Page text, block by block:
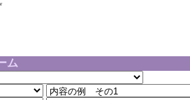
ム